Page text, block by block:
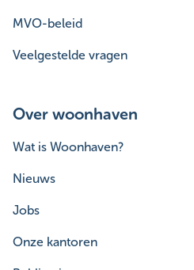
MVO-beleid
Veelgestelde vragen
Over woonhaven
Wat is Woonhaven?
Nieuws
Jobs
Onze kantoren